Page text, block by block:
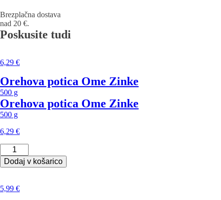
Brezplačna dostava
nad 20 €.
Poskusite tudi
6,29 €
Orehova potica Ome Zinke
500 g
Orehova potica Ome Zinke
500 g
6,29 €
Orehova
potica
Ome
Dodaj v košarico
5,99 €